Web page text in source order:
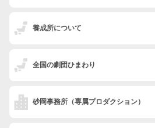
養成所について
全国の劇団ひまわり
砂岡事務所 （専属プロダクション）